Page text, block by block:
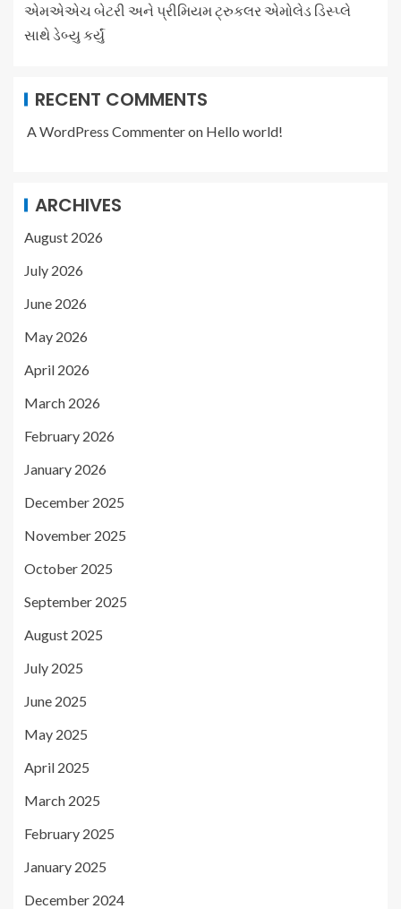
એમએએચ બેટરી અને પ્રીમિયમ ટ્રુકલર એમોલેડ ડિસ્પ્લે
સાથે ડેબ્યુ કર્યું
RECENT COMMENTS
A WordPress Commenteron Hello world!
ARCHIVES
August 2026
July 2026
June 2026
May 2026
April 2026
March 2026
February 2026
January 2026
December 2025
November 2025
October 2025
September 2025
August 2025
July 2025
June 2025
May 2025
April 2025
March 2025
February 2025
January 2025
December 2024